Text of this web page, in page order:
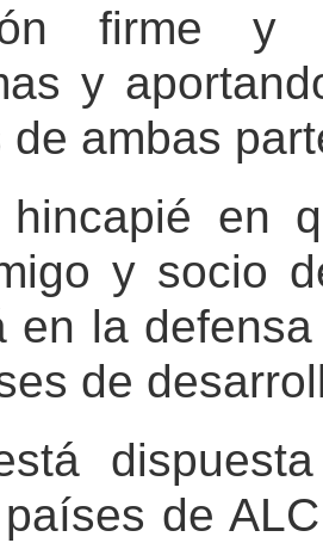
firme y
y
de ambas
en
y socio
en la
de
de